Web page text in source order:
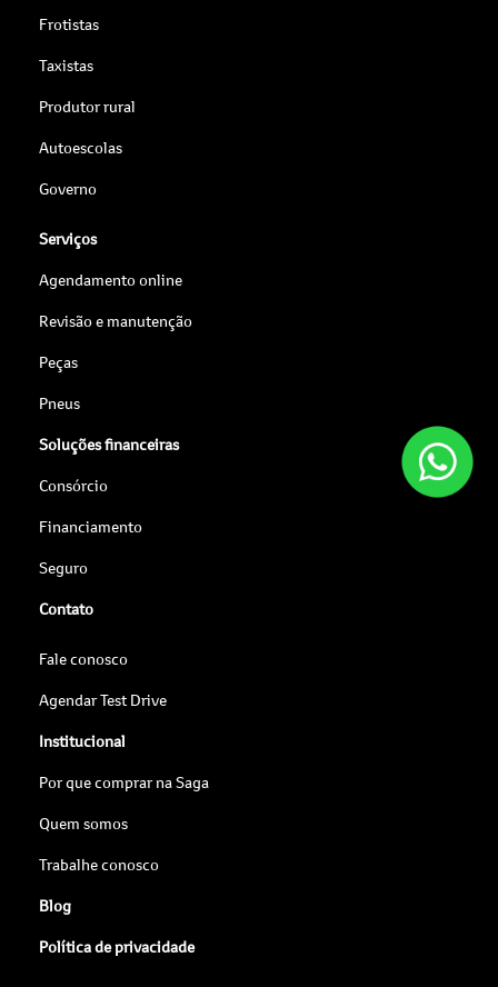
Frotistas
Taxistas
Produtor rural
Autoescolas
Governo
Serviços
Agendamento online
Revisão e manutenção
Peças
Pneus
Soluções financeiras
Consórcio
Financiamento
Seguro
Contato
Fale conosco
Agendar Test Drive
Institucional
Por que comprar na Saga
Quem somos
Trabalhe conosco
Blog
Política de privacidade